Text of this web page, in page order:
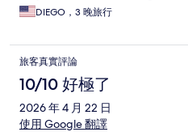
DIEGO，3 晚旅行
旅客真實評論
10/10 好極了
2026 年 4 月 22 日
使用 Google 翻譯